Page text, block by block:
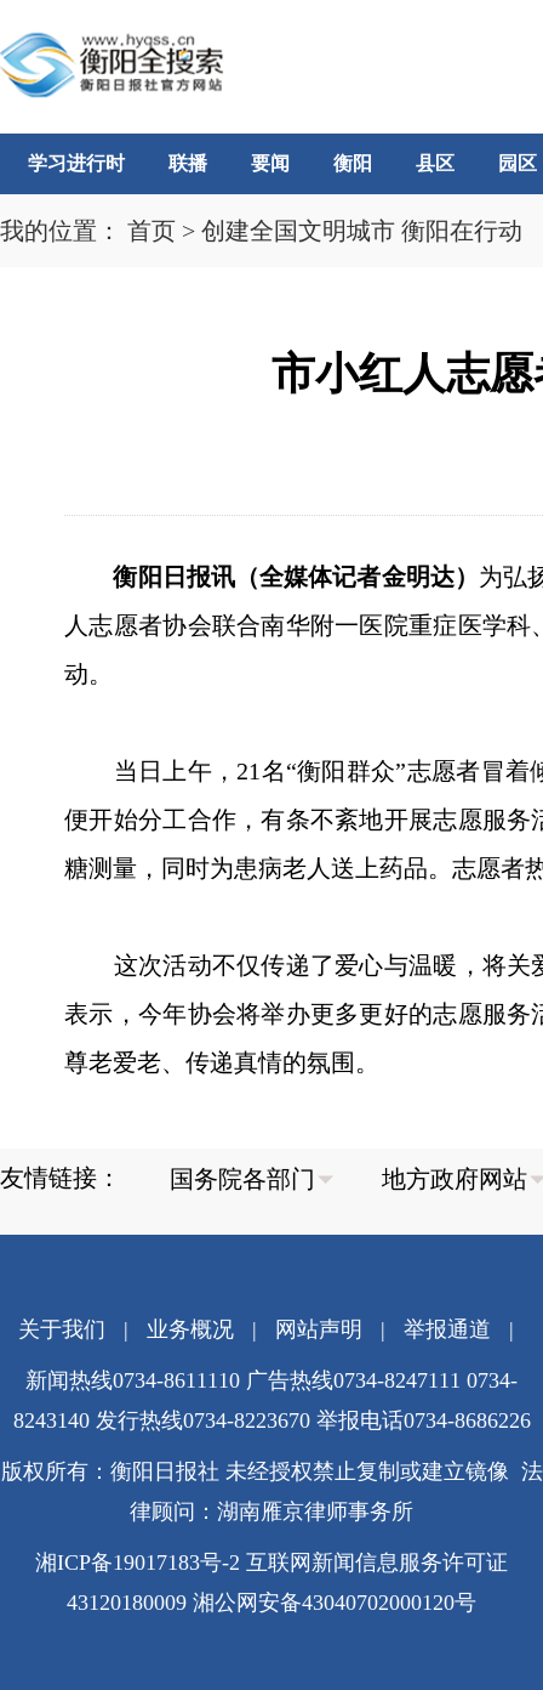
学习进行时 联播 要闻 衡阳 县区 园区
我的位置： 首页 > 创建全国文明城市 衡阳在行动
市小红人志
衡阳日报讯（全媒体记者金明达） 为弘
人志愿者协会联合南华附一医院重症医学
动。
当日上午，21名“衡阳群众”志愿者冒着
便开始分工合作，有条不紊地开展志愿服
糖测量，同时为患病老人送上药品。志愿者
这次活动不仅传递了爱心与温暖，将关
表示，今年协会将举办更多更好的志愿服
尊老爱老、传递真情的氛围。
友情链接：
关于我们 | 业务概况| 网站声明 | 举报通道 |
新闻热线0734-8611110 广告热线0734-8247111 0734-
8243140 发行热线0734-8223670 举报电话0734-8686226
版权所有：衡阳日报社 未经授权禁止复制或建立镜像 法
律顾问：湖南雁京律师事务所
湘ICP备19017183号-2 互联网新闻信息服务许可证
43120180009 湘公网安备43040702000120号